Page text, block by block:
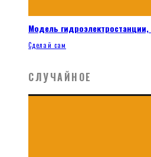
Модель
Сделай сам
СЛУЧАЙНОЕ